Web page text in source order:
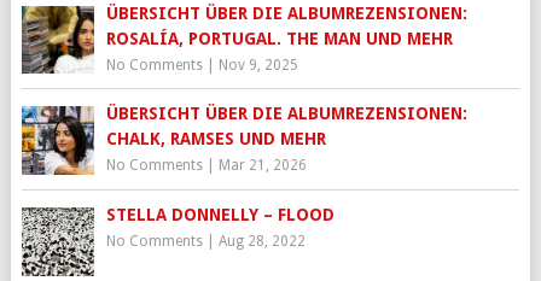
ÜBERSICHT ÜBER DIE ALBUMREZENSIONEN:
ROSALÍA, PORTUGAL. THE MAN UND MEHR
No Comments| Nov 9, 2025
ÜBERSICHT ÜBER DIE ALBUMREZENSIONEN:
CHALK, RAMSES UND MEHR
No Comments| Mar 21, 2026
STELLA DONNELLY – FLOOD
No Comments| Aug 28, 2022